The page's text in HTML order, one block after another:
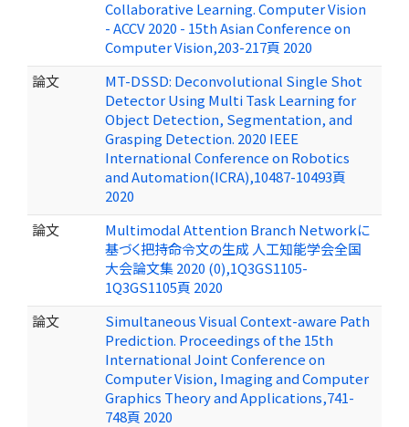
Collaborative Learning. Computer Vision
- ACCV 2020 - 15th Asian Conference on
Computer Vision,203-217頁 2020
論文
MT-DSSD: Deconvolutional Single Shot
Detector Using Multi Task Learning for
Object Detection, Segmentation, and
Grasping Detection. 2020 IEEE
International Conference on Robotics
and Automation(ICRA),10487-10493頁
2020
論文
Multimodal Attention Branch Networkに
基づく把持命令文の生成 人工知能学会全国
大会論文集 2020 (0),1Q3GS1105-
1Q3GS1105頁 2020
論文
Simultaneous Visual Context-aware Path
Prediction. Proceedings of the 15th
International Joint Conference on
Computer Vision, Imaging and Computer
Graphics Theory and Applications,741-
748頁 2020